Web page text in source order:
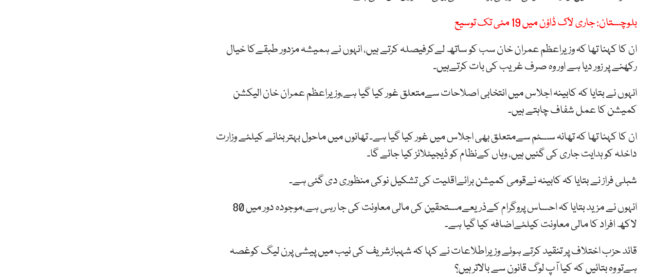
بلوچستان: جاری لاک ڈاؤن میں 19 مئی تک توسیع
ان کا کہنا تھا کہ وزیراعظم عمران خان سب کو ساتھ لےکرفیصلہ کرتے ہیں، انہوں نے ہمیشہ مزدور طبقےکا خیال
رکھنے پر زور دیا ہے اور وہ صرف غریب کی بات کرتےہیں۔
انہوں نے بتایا کہ کابینہ اجلاس میں انتخابی اصلاحات سےمتعلق غور کیا گیا ہے،وزیراعظم عمران خان الیکشن
کمیشن کا عمل شفاف چاہتے ہیں۔
ان کا کہنا تھا کہ تھانہ سسٹم سےمتعلق بھی اجلاس میں غور کیا گیا ہے۔ تھانوں میں ماحول بہتر بنانے کیلئے وزارت
داخلہ کو ہدایت جاری کی گئیں ہیں، وہاں کےنظام کو ڈیجیٹلائز کیا جائے گا۔
شبلی فراز نے بتایا کہ کابینہ نےقومی کمیشن برائےاقلیت کی تشکیل نوکی منظوری دی گئی ہے۔
انہوں نے مزید بتایا کہ احساس پروگرام کےذریعےمستحقین کی مالی معاونت کی جا رہی ہے،موجودہ دور میں 80
لاکھ افراد کا مالی معاونت کیلئےاضافہ کیا گیا ہے۔
قائد حزب اختلاف پر تنقید کرتے ہوئے وزیراطلاعات نے کہا کہ شہبازشریف کی نیب میں پیشی پرن لیگ کوغصہ
ہےتو وہ بتائیں کہ کیا آپ لوگ قانون سے بالاتر ہیں؟